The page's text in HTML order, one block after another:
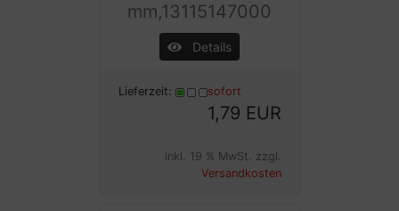
mm,13115147000
Details
Lieferzeit: sofort
1,79 EUR
inkl. 19 % MwSt. zzgl.
Versandkosten